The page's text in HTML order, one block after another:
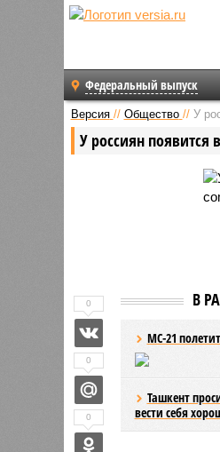
Федеральный выпуск
Версия // Общество // У
У россиян появится
В
МС-21
Ташкент
вести себя
0
0
0